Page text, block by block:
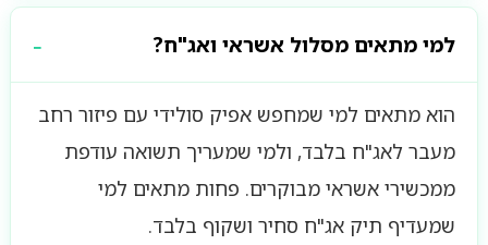
למי מתאים מסלול אשראי ואג"ח?
הוא מתאים למי שמחפש אפיק סולידי עם פיזור רחב
מעבר לאג"ח בלבד, ולמי שמעריך תשואה עודפת
ממכשירי אשראי מבוקרים. פחות מתאים למי
שמעדיף תיק אג"ח סחיר ושקוף בלבד.